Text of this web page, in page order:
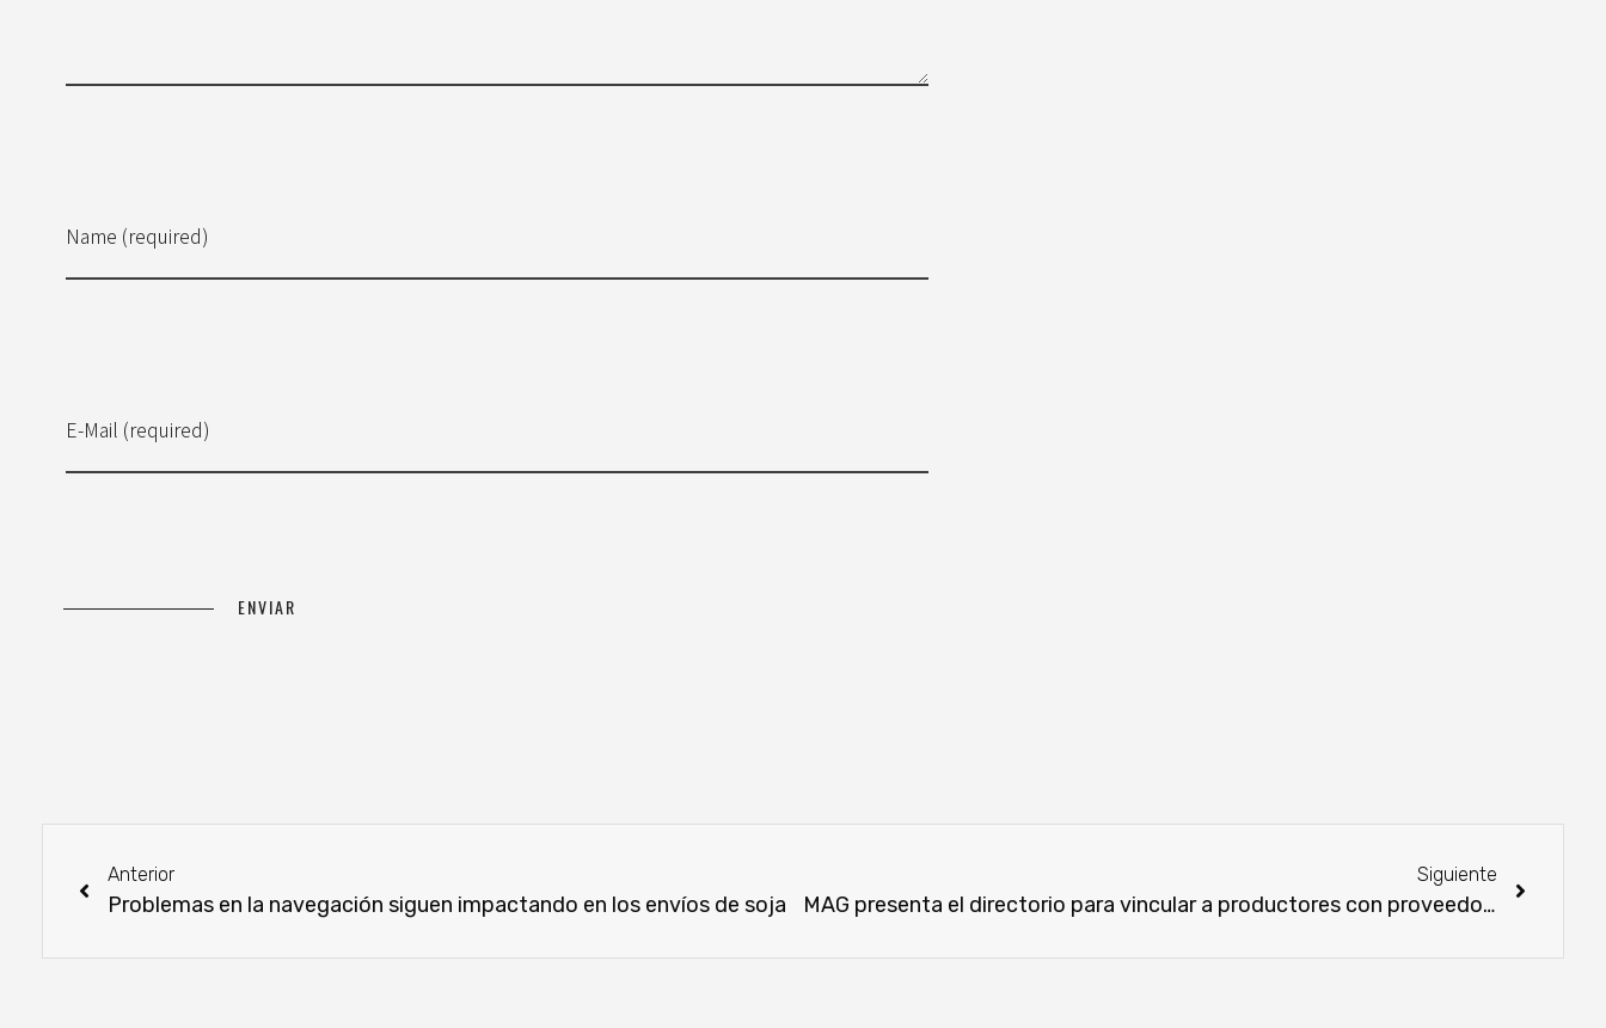
Name (required)
E-Mail (required)
Anterior
Problemas en la navegación siguen impactando en los envíos de soja
Siguiente
MAG presenta el directorio para vincular a productores con proveedores de alimentos